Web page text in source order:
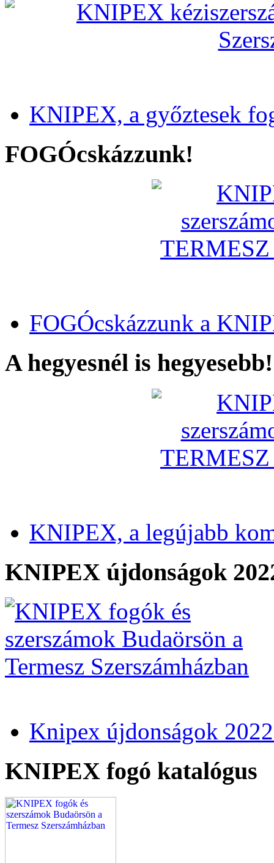
KNIPEX, a győztesek
FOGÓcskázzunk!
FOGÓcskázzunk a
A hegyesnél is hegyesebb!
KNIPEX, a legújabb
KNIPEX újdonságok
Knipex újdonságok
KNIPEX fogó katalógus